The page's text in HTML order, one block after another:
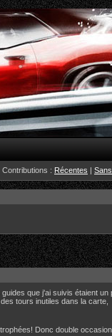
Contributions : Récentes |
que j'ai suivis étaient un
tours inutiles dans la carte,
Donc double occasion